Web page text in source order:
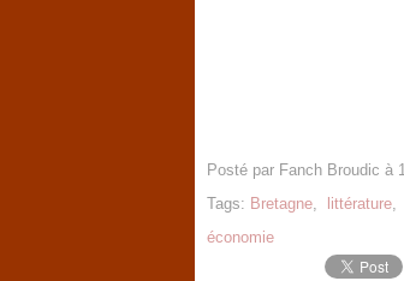
Posté par Fanch Broudic à
Tags: Bretagne, littérature,
économie